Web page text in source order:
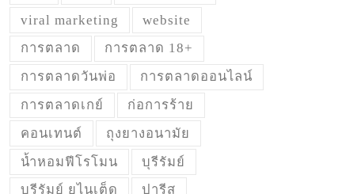
viral marketing
website
การตลาด
การตลาด 18+
การตลาดวันพ่อ
การตลาดออนไลน์
การตลาดเกย์
ก่อการร้าย
คอนเทนต์
ถุงยางอนามัย
น้ำหอมฟีโรโมน
บุรีรัมย์
บุรีรัมย์ ยูไนเต็ด
ปารีส